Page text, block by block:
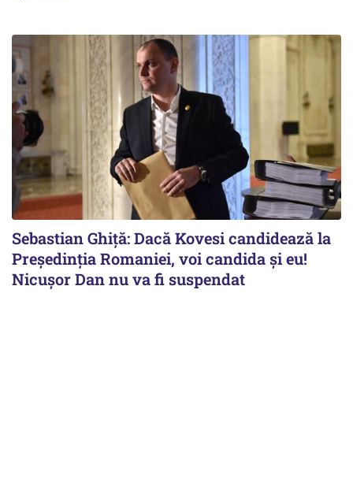
Sebastian Ghiță: Dacă Kovesi candidează la
Președinția Romaniei, voi candida și eu!
Nicușor Dan nu va fi suspendat